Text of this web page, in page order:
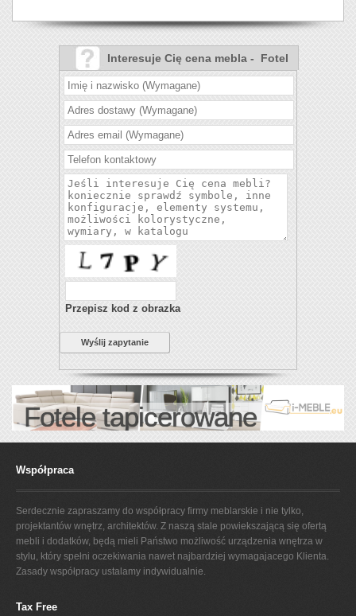
Interesuje Cię cena mebla - Fotel
Molini?
Przepisz kod z obrazka
Wyślij zapytanie
Fotele tapicerowane
Współpraca
Serdecznie zapraszamy do współpracy firmy meblarskie i nie tylko,
projektantów wnętrz, architektów. Z naszą stale powiekszającą się ofertą
mebli i dodatków, będą mieli Państwo możliwość urządzenia wnętrza w
stylu, który spełni oczekiwania nawet najbardziej wymagajacego Klienta.
Zasady współpracy ustalamy indywidualnie.
Tax Free